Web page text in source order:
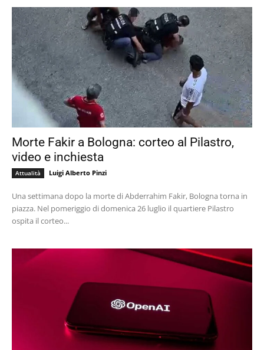
Morte Fakir a Bologna: corteo al Pilastro,
video e inchiesta
Attualità Luigi Alberto Pinzi
Una settimana dopo la morte di Abderrahim Fakir, Bologna torna in
piazza. Nel pomeriggio di domenica 26 luglio il quartiere Pilastro
ospita il corteo...